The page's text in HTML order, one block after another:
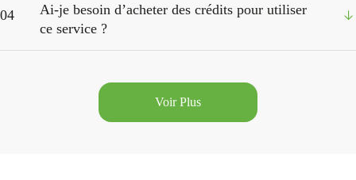
04
Ai-je besoin d’acheter des crédits pour utiliser
ce service ?
Voir Plus